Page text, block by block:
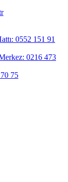
0552 151 91
0216 473
75